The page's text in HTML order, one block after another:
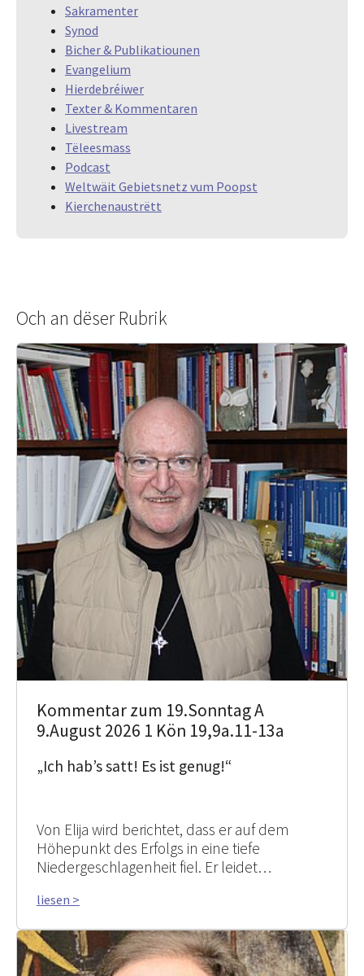
Sakramenter
Synod
Bicher & Publikatiounen
Evangelium
Hierdebréiwer
Texter & Kommentaren
Livestream
Tëleesmass
Podcast
Weltwäit Gebietsnetz vum Poopst
Kierchenaustrëtt
Och an dëser Rubrik
Kommentar zum 19.Sonntag A
9.August 2026 1 Kön 19,9a.11-13a
„Ich hab’s satt! Es ist genug!“
Von Elija wird berichtet, dass er auf dem
Höhepunkt des Erfolgs in eine tiefe
Niedergeschlagenheit fiel. Er leidet…
liesen >